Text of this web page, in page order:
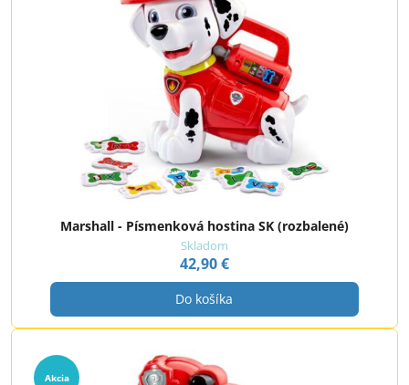
Marshall - Písmenková hostina SK (rozbalené)
Skladom
42,90 €
Do košíka
Akcia